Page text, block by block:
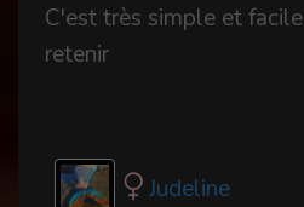
C'est très simple et
retenir
Judeline